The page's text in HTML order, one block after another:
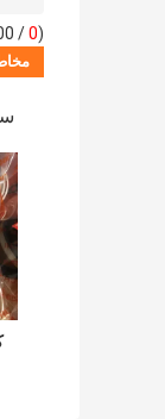
(
0
/ 3000)